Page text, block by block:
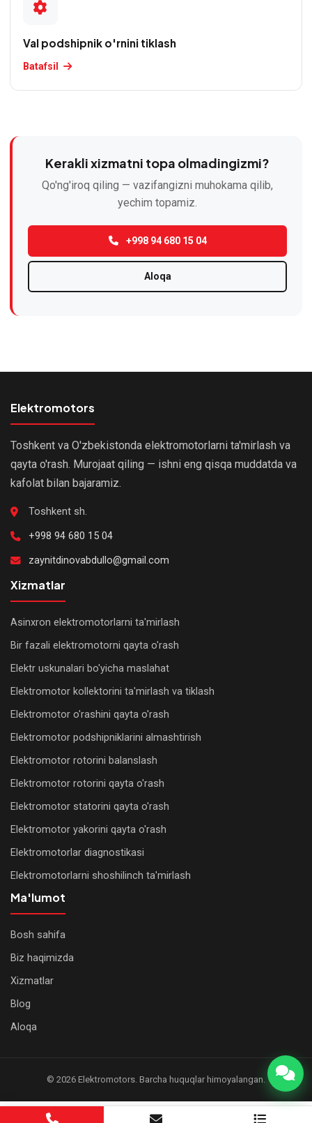
Val podshipnik o'rnini tiklash
Batafsil
Kerakli xizmatni topa olmadingizmi?
Qo'ng'iroq qiling — vazifangizni muhokama qilib,
yechim topamiz.
+998 94 680 15 04
Aloqa
Elektromotors
Toshkent va O'zbekistonda elektromotorlarni ta'mirlash va
qayta o'rash. Murojaat qiling — ishni eng qisqa muddatda va
kafolat bilan bajaramiz.
Toshkent sh.
+998 94 680 15 04
zaynitdinovabdullo@gmail.com
Xizmatlar
Asinxron elektromotorlarni ta'mirlash
Bir fazali elektromotorni qayta o'rash
Elektr uskunalari bo'yicha maslahat
Elektromotor kollektorini ta'mirlash va tiklash
Elektromotor o'rashini qayta o'rash
Elektromotor podshipniklarini almashtirish
Elektromotor rotorini balanslash
Elektromotor rotorini qayta o'rash
Elektromotor statorini qayta o'rash
Elektromotor yakorini qayta o'rash
Elektromotorlar diagnostikasi
Elektromotorlarni shoshilinch ta'mirlash
Ma'lumot
Bosh sahifa
Biz haqimizda
Xizmatlar
Blog
Aloqa
© 2026 Elektromotors. Barcha huquqlar himoyalangan.